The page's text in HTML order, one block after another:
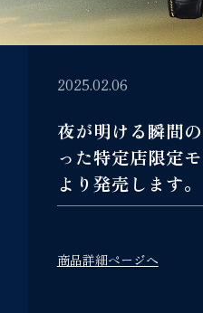
2025.02.06
夜が明ける瞬間
った特定店限定
より発売します。
商品詳細ページへ